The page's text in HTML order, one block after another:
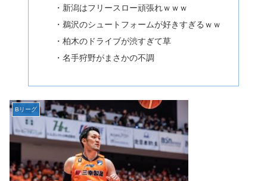
・新潟はフリースロー頑張れｗｗｗ
・鵜沢のシュートフォームが好きすぎるｗｗ
・柏木のドライブが渋すぎて草
・名手狩野がまさかの不調
Bリーグ